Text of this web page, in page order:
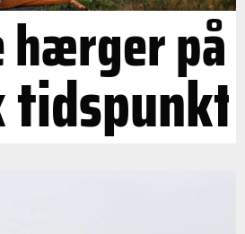
hærger på